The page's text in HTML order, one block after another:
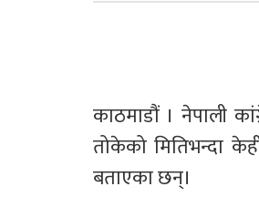
काठमाडौं । नेपाली
तोकेको मितिभन्दा
बताएका छन्।